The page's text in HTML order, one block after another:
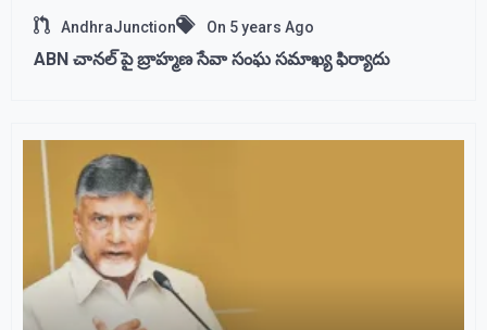
AndhraJunction On 5 years Ago
ABN చానల్ పై బ్రాహ్మణ సేవా సంఘ సమాఖ్య ఫిర్యాదు